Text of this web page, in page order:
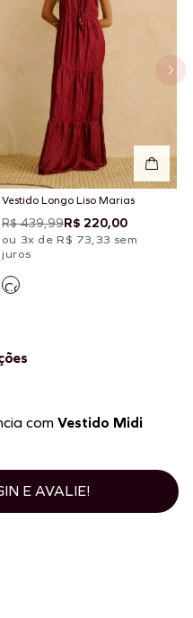
Vestido Longo Liso Marias
R$ 439,99R$ 220,00
ou 3x de R$ 73,33 sem
juros
com Vestido Midi
E AVALIE!